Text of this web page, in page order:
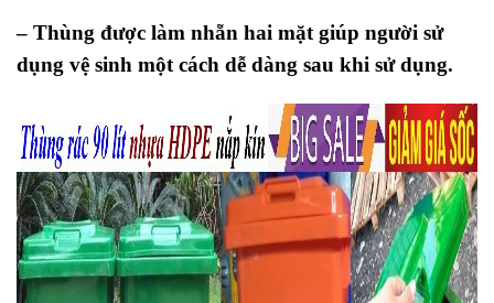
– Thùng được làm nhẵn hai mặt giúp người sử
dụng vệ sinh một cách dễ dàng sau khi sử dụng.